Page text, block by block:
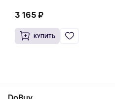
Унции)
3 165 ₽
КУПИТЬ